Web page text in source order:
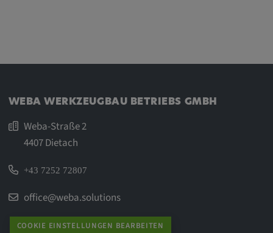
WEBA WERKZEUGBAU BETRIEBS GMBH
Weba-Straße 2
4407 Dietach
+43 7252 72807
office@weba.solutions
COOKIE EINSTELLUNGEN BEARBEITEN